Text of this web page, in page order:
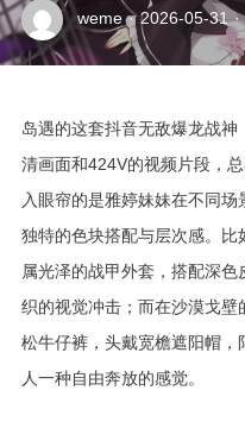
weme · 2026-05-31 ·
岛遇的这套抖音无敌爆龙战
清画面和424V的视频片段，
入眼帘的是雅婷妹妹在不同
独特的色块搭配与层次感。
属光泽的战甲外套，搭配深
织的视觉冲击；而在沙漠戈
松牛仔裤，头戴宽檐遮阳帽
人一种自由奔放的感觉。
示
例
面